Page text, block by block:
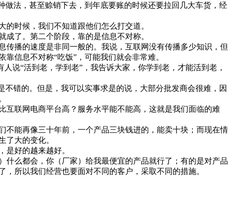
做法，甚至赊销下去，到年底要账的时候还要拉回几大车货，经
时候，我们不知道跟他们怎么打交道。
了。第二个阶段，靠的是信息不对称。
播的速度是非同一般的。我说，互联网没有传播多少知识，但
信息不对称“吃饭”，可能我们就会非常难。
说“活到老，学到老”，我告诉大家，你学到老，才能活到老，
错的。但是，我可以实事求是的说，大部分批发商会很难，因
联网电商平台高？服务水平能不能高，这就是我们面临的难
能再像三十年前，一个产品三块钱进的，能卖十块；而现在情
了大的变化。
好的越来越好。
么都会，你（厂家）给我最便宜的产品就行了；有的是对产品
所以我们经营也要面对不同的客户，采取不同的措施。